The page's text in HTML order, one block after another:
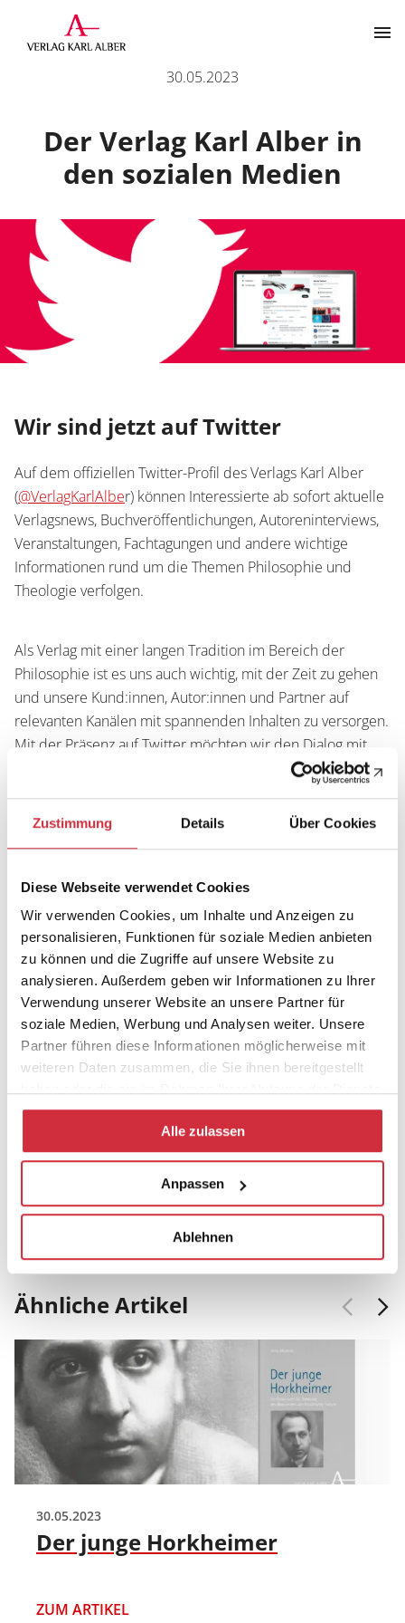
Zustimmung Details Über Cookies
Diese Webseite verwendet Cookies
Wir verwenden Cookies, um Inhalte und Anzeigen zu
personalisieren, Funktionen für soziale Medien anbieten
zu können und die Zugriffe auf unsere Website zu
analysieren. Außerdem geben wir Informationen zu Ihrer
Verwendung unserer Website an unsere Partner für
soziale Medien, Werbung und Analysen weiter. Unsere
Partner führen diese Informationen möglicherweise mit
weiteren Daten zusammen, die Sie ihnen bereitgestellt
gesammelt haben.
Alle zulassen
Anpassen
Ablehnen
Der Verlag
News
Termine
Karriere
Programm
Zeitschriften
Prospekte und Kataloge
Wissenschaftlich publizieren
Wissenschaftlich publizieren
Open Access
Handelsinfo
Presse
Kontakt
Inlibra
Kontakt
Der Verlag Karl Alber in den sozialen Medien
30.05.2023
Der Verlag Karl Alber in
den sozialen Medien
Wir sind jetzt auf Twitter
Auf dem offiziellen Twitter-Profil des Verlags Karl Alber
(@VerlagKarlAlber) können Interessierte ab sofort aktuelle
Verlagsnews, Buchveröffentlichungen, Autoreninterviews,
Veranstaltungen, Fachtagungen und andere wichtige
Informationen rund um die Themen Philosophie und
Theologie verfolgen.
Als Verlag mit einer langen Tradition im Bereich der
Philosophie ist es uns auch wichtig, mit der Zeit zu gehen
und unsere Kund:innen, Autor:innen und Partner auf
relevanten Kanälen mit spannenden Inhalten zu versorgen.
Mit der Präsenz auf Twitter möchten wir den Dialog mit
unseren Leser:innen und der wissenschaftlichen
Community intensivieren. Wir freuen uns darauf, mit
unserem Verlagsaccount die Bereiche Philosophie und
Wenn Sie keine Neuigkeiten und Publikationen aus
unserem Verlag mehr verpassen möchten, folgen Sie uns
unter@VerlagKarlAlber.
Unser Twitteraccount
https://twitter.com/VerlagKarlAlber
Diesen Beitrag teilen:
LinkedIn
Ähnliche Artikel
30.05.2023
Der junge Horkheimer
ZUM ARTIKEL